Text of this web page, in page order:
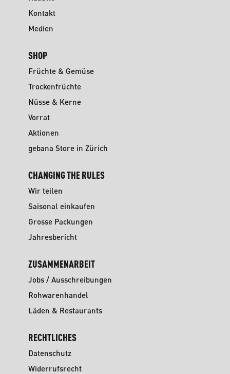
Kontakt
Medien
SHOP
Früchte & Gemüse
Trockenfrüchte
Nüsse & Kerne
Vorrat
Aktionen
gebana Store in Zürich
CHANGING THE RULES
Wir teilen
Saisonal einkaufen
Grosse Packungen
Jahresbericht
ZUSAMMENARBEIT
Jobs / Ausschreibungen
Rohwarenhandel
Läden & Restaurants
RECHTLICHES
Datenschutz
Widerrufsrecht